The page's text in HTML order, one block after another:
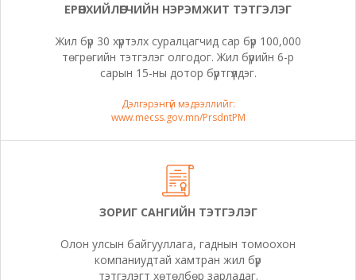
ЕРӨНХИЙЛӨГЧИЙН НЭРЭМЖИТ ТЭТГЭЛЭГ
Жил бүр 30 хүртэлх суралцагчид сар бүр 100,000
төгрөгийн тэтгэлэг олгодог. Жил бүрийн 6-р
сарын 15-ны дотор бүртгүүлдэг.
Дэлгэрэнгүй мэдээллийг:
www.mecss.gov.mn/PrsdntPM
ЗОРИГ САНГИЙН ТЭТГЭЛЭГ
Олон улсын байгууллага, гаднын томоохон
компаниудтай хамтран жил бүр
тэтгэлэгт хөтөлбөр зарладаг.